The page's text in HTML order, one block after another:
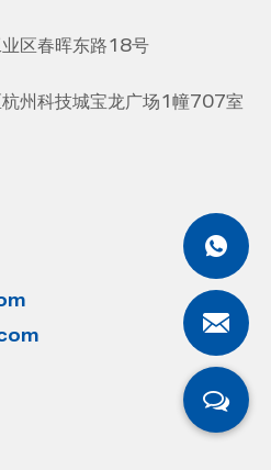
区春晖东路18号
州科技城宝龙广场1幢707室